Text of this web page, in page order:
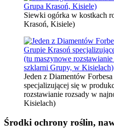
Siewki ogórka w kostkach
Krasoń, Kisiele)
Jeden z Diamentów
specjalizującej się w
rozstawianie rozsady w
Kisielach)
Środki ochrony roślin,